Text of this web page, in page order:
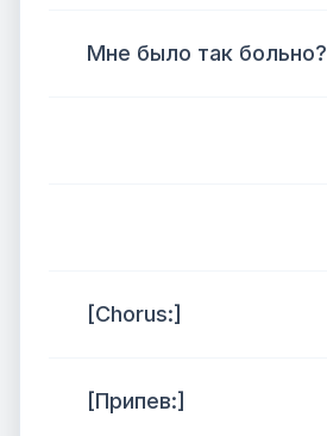
Мне было так больно?
[Chorus:]
[Припев:]